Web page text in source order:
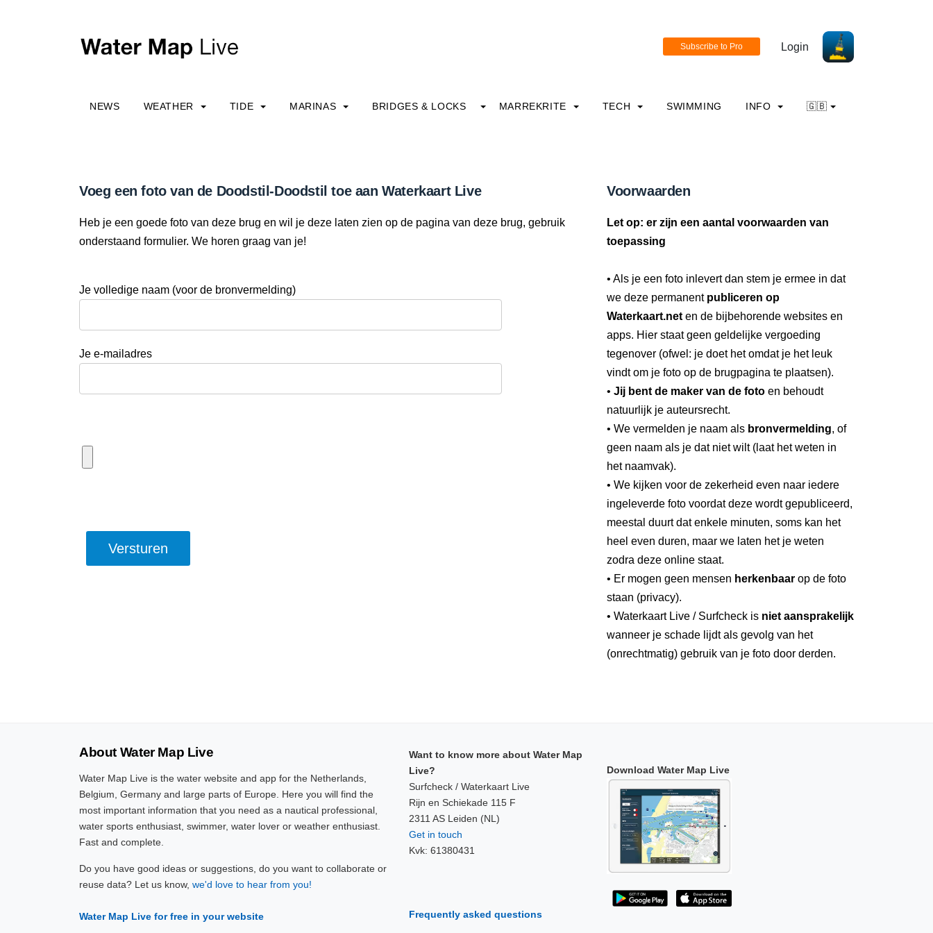
Login
NEWS WEATHER TIDE MARINAS BRIDGES & LOCKS MARREKRITE TECH SWIMMING INFO 🇬🇧
Voeg een foto van de Doodstil-Doodstil toe aan Waterkaart Live
Heb je een goede foto van deze brug en wil je deze laten zien op de pagina van deze brug, gebruik
onderstaand formulier. We horen graag van je!
Je volledige naam (voor de bronvermelding)
Je e-mailadres
Voorwaarden
Let op: er zijn een aantal voorwaarden van
toepassing
• Als je een foto inlevert dan stem je ermee in dat
we deze permanent publiceren op
Waterkaart.net en de bijbehorende websites en
apps. Hier staat geen geldelijke vergoeding
tegenover (ofwel: je doet het omdat je het leuk
vindt om je foto op de brugpagina te plaatsen).
• Jij bent de maker van de foto en behoudt
natuurlijk je auteursrecht.
• We vermelden je naam als bronvermelding, of
geen naam als je dat niet wilt (laat het weten in
het naamvak).
• We kijken voor de zekerheid even naar iedere
ingeleverde foto voordat deze wordt gepubliceerd,
meestal duurt dat enkele minuten, soms kan het
heel even duren, maar we laten het je weten
zodra deze online staat.
• Er mogen geen mensen herkenbaar op de foto
staan (privacy).
• Waterkaart Live / Surfcheck is niet aansprakelijk
wanneer je schade lijdt als gevolg van het
(onrechtmatig) gebruik van je foto door derden.
About Water Map Live
Water Map Live is the water website and app for the Netherlands,
Belgium, Germany and large parts of Europe. Here you will find the
most important information that you need as a nautical professional,
water sports enthusiast, swimmer, water lover or weather enthusiast.
Fast and complete.
Do you have good ideas or suggestions, do you want to collaborate or
reuse data? Let us know, we'd love to hear from you!
Water Map Live for free in your website
Want to know more about Water Map
Live?
Surfcheck / Waterkaart Live
Rijn en Schiekade 115 F
2311 AS Leiden (NL)
Get in touch
Kvk: 61380431
Frequently asked questions
Download Water Map Live